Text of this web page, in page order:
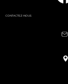
CONTACTEZ-NOUS